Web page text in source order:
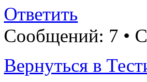
Ответить
Сообщений: 7 •
Вернуться в